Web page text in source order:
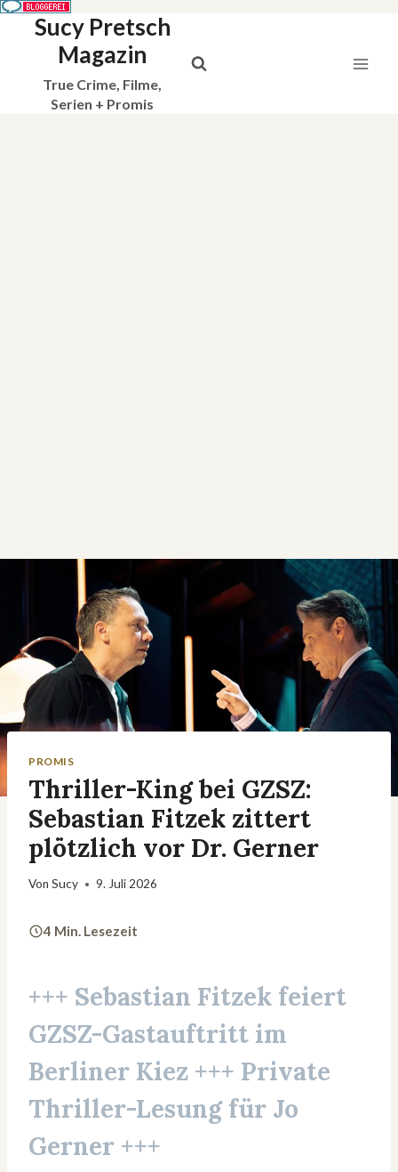
Sucy Pretsch
Magazin
True Crime, Filme,
Serien + Promis
PROMIS
Thriller-King bei GZSZ:
Sebastian Fitzek zittert
plötzlich vor Dr. Gerner
Von Sucy 9. Juli 2026
4 Min. Lesezeit
+++ Sebastian Fitzek feiert
GZSZ-Gastauftritt im
Berliner Kiez +++ Private
Thriller-Lesung für Jo
Gerner +++